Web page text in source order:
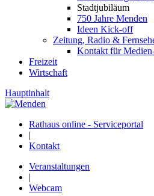
Stadtjubiläum
750 Jahre Menden
Ideen Kick-off
Zeitung, Radio &
Kontakt für
Freizeit
Wirtschaft
Hauptinhalt
Rathaus online - Serviceportal
|
Kontakt
Veranstaltungen
|
Webcam